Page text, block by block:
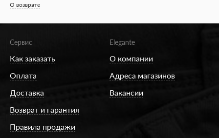
О возврате
Сервис
Как заказать
Оплата
Доставка
Возврат и гарантия
Правила продажи
Elegante
О компании
Адреса магазинов
Вакансии